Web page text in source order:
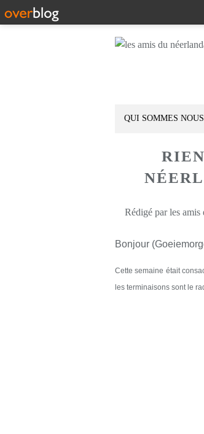
QUI SOMMES
Rédigé par les
Bonjour
Cette semaine était
les terminaisons sont le